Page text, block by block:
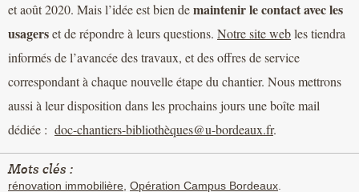
et août 2020. Mais l’idée est bien demaintenir le contact avec les
usagerset de répondre à leurs questions. Notre site webles tiendra
informés de l’avancée des travaux, et des offres de service
correspondant à chaque nouvelle étape du chantier. Nous mettrons
aussi à leur disposition dans les prochains jours une boîte mail
dédiée : doc-chantiers-bibliothèques@u-bordeaux.fr.
Mots clés :
rénovation immobilière Opération Campus Bordeaux